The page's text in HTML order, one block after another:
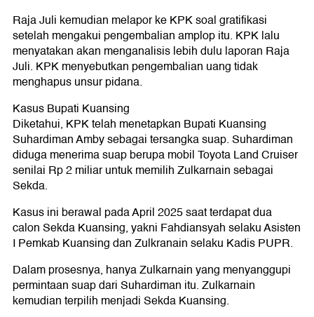
Raja Juli kemudian melapor ke KPK soal gratifikasi
setelah mengakui pengembalian amplop itu. KPK lalu
menyatakan akan menganalisis lebih dulu laporan Raja
Juli. KPK menyebutkan pengembalian uang tidak
menghapus unsur pidana.
Kasus Bupati Kuansing
Diketahui, KPK telah menetapkan Bupati Kuansing
Suhardiman Amby sebagai tersangka suap. Suhardiman
diduga menerima suap berupa mobil Toyota Land Cruiser
senilai Rp 2 miliar untuk memilih Zulkarnain sebagai
Sekda.
Kasus ini berawal pada April 2025 saat terdapat dua
calon Sekda Kuansing, yakni Fahdiansyah selaku Asisten
I Pemkab Kuansing dan Zulkranain selaku Kadis PUPR.
Dalam prosesnya, hanya Zulkarnain yang menyanggupi
permintaan suap dari Suhardiman itu. Zulkarnain
kemudian terpilih menjadi Sekda Kuansing.